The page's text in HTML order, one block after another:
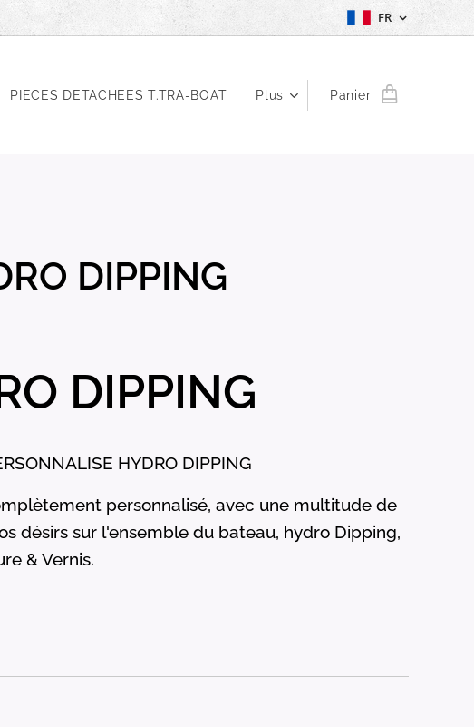
FR
PIECES DETACHEES T.TRA-BOAT Plus Panier
DIPPING
DIPPING
HYDRO DIPPING
personnalisé, avec une multitude de
désirs sur l'ensemble du bateau, hydro Dipping,
& Vernis.